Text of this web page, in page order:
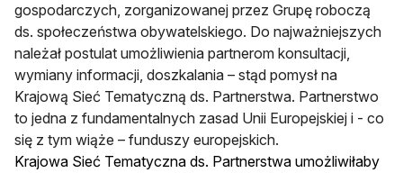
gospodarczych, zorganizowanej przez Grupę roboczą
ds. społeczeństwa obywatelskiego. Do najważniejszych
należał postulat umożliwienia partnerom konsultacji,
wymiany informacji, doszkalania – stąd pomysł na
Krajową Sieć Tematyczną ds. Partnerstwa. Partnerstwo
to jedna z fundamentalnych zasad Unii Europejskiej i - co
się z tym wiąże – funduszy europejskich.
Krajowa Sieć Tematyczna ds. Partnerstwa umożliwiłaby